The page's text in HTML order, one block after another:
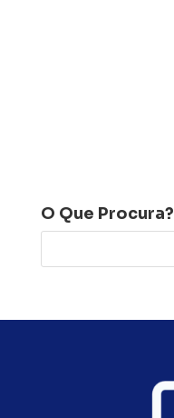
O Que Procura?